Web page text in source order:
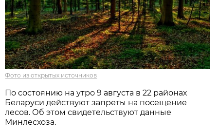
Фото из открытых источников
По состоянию на утро 9 августа в 22 районах
Беларуси действуют запреты на посещение
лесов. Об этом свидетельствуют данные
Минлесхоза.